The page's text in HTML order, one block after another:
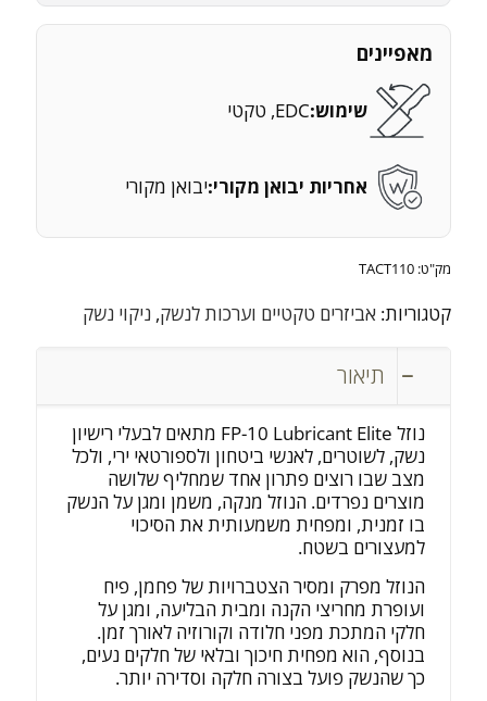
מאפיינים
שימוש:EDC, טקטי
אחריות יבואן מקורי:יבואן מקורי
מק"ט: TACT110
קטגוריות: אביזרים טקטיים וערכות לנשק, ניקוי נשק
תיאור
נוזל FP-10 Lubricant Elite מתאים לבעלי רישיון
נשק, לשוטרים, לאנשי ביטחון ולספורטאי ירי, ולכל
מצב שבו רוצים פתרון אחד שמחליף שלושה
מוצרים נפרדים. הנוזל מנקה, משמן ומגן על הנשק
בו זמנית, ומפחית משמעותית את הסיכוי
למעצורים בשטח.
הנוזל מפרק ומסיר הצטברויות של פחמן, פיח
ועופרת מחריצי הקנה ומבית הבליעה, ומגן על
חלקי המתכת מפני חלודה וקורוזיה לאורך זמן.
בנוסף, הוא מפחית חיכוך ובלאי של חלקים נעים,
כך שהנשק פועל בצורה חלקה וסדירה יותר.